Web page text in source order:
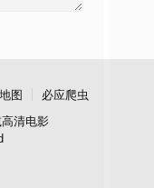
图
必应爬虫
清电影